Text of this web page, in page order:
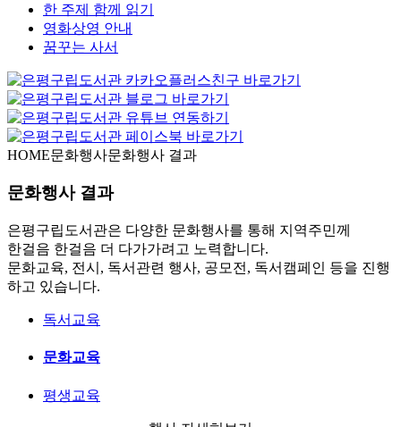
한 주제 함께 읽기
영화상영 안내
꿈꾸는 사서
HOME문화행사문화행사 결과
문화행사 결과
은평구립도서관은 다양한 문화행사를 통해 지역주민께
한걸음 한걸음 더 다가가려고 노력합니다.
문화교육, 전시, 독서관련 행사, 공모전, 독서캠페인 등을 진행
하고 있습니다.
독서교육
문화교육
평생교육